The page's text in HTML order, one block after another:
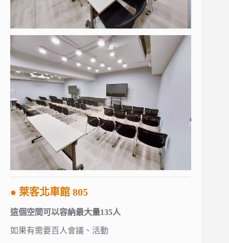
● 萊客北車館 805
這個空間可以容納最大量135人
如果有需要百人會議、活動